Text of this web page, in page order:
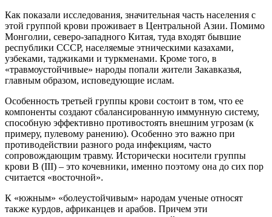
Как показали исследования, значительная часть населения с
этой группой крови проживает в Центральной Азии. Помимо
Монголии, северо-западного Китая, туда входят бывшие
республики СССР, населяемые этническими казахами,
узбеками, таджиками и туркменами. Кроме того, в
«травмоустойчивые» народы попали жители Закавказья,
главным образом, исповедующие ислам.
Особенность третьей группы крови состоит в том, что ее
компоненты создают сбалансированную иммунную систему,
способную эффективно противостоять внешним угрозам (к
примеру, пулевому ранению). Особенно это важно при
противодействии разного рода инфекциям, часто
сопровождающим травму. Исторически носители группы
крови В (III) – это кочевники, именно поэтому она до сих пор
считается «восточной».
К «южным» «болеустойчивым» народам ученые относят
также курдов, африканцев и арабов. Причем эти